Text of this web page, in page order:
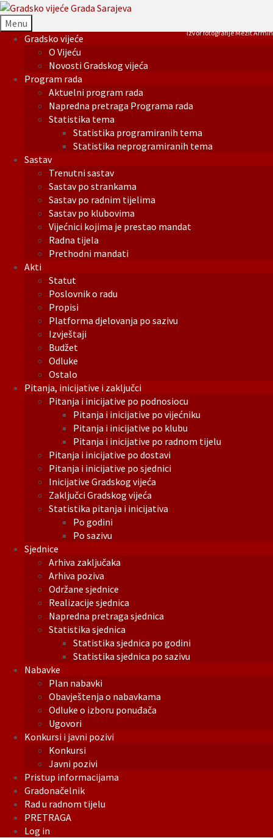
Menu
Gradsko vijeće
O Vijeću
Novosti Gradskog vijeća
Program rada
Aktuelni program rada
Napredna pretraga Programa rada
Statistika tema
Statistika programiranih tema
Statistika neprogramiranih tema
Sastav
Trenutni sastav
Sastav po strankama
Sastav po radnim tijelima
Sastav po klubovima
Vijećnici kojima je prestao mandat
Radna tijela
Prethodni mandati
Akti
Statut
Poslovnik o radu
Propisi
Platforma djelovanja po sazivu
Izvještaji
Budžet
Odluke
Ostalo
Pitanja, inicijative i zaključci
Pitanja i inicijative po podnosiocu
Pitanja i inicijative po vijećniku
Pitanja i inicijative po klubu
Pitanja i inicijative po radnom tijelu
Pitanja i inicijative po dostavi
Pitanja i inicijative po sjednici
Inicijative Gradskog vijeća
Zaključci Gradskog vijeća
Statistika pitanja i inicijativa
Po godini
Po sazivu
Sjednice
Arhiva zaključaka
Arhiva poziva
Održane sjednice
Realizacije sjednica
Napredna pretraga sjednica
Statistika sjednica
Statistika sjednica po godini
Statistika sjednica po sazivu
Nabavke
Plan nabavki
Obavještenja o nabavkama
Odluke o izboru ponuđača
Ugovori
Konkursi i javni pozivi
Konkursi
Javni pozivi
Pristup informacijama
Gradonačelnik
Rad u radnom tijelu
PRETRAGA
Log in
Izvor fotografije Mezit Armin